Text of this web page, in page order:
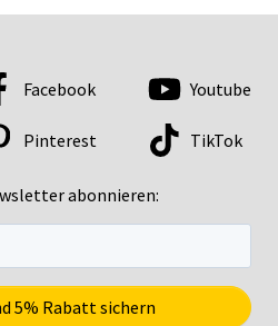
abonnieren:
Facebook Youtube
Pinterest TikTok